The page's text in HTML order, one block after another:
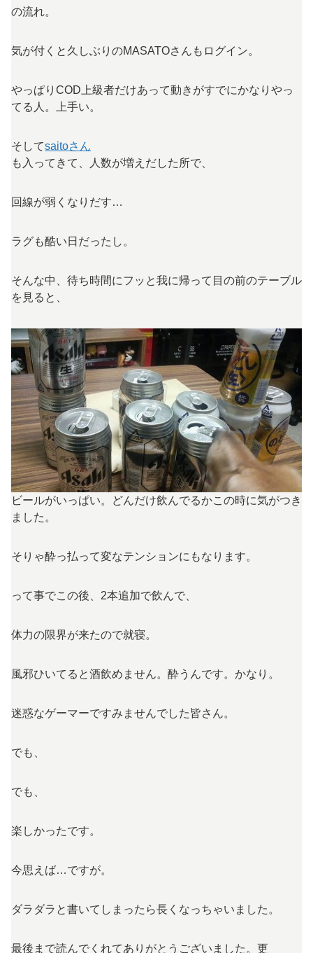
の流れ。
気が付くと久しぶりのMASATOさんもログイン。
やっぱりCOD上級者だけあって動きがすでにかなりやっ
てる人。上手い。
そしてsaitoさん
も入ってきて、人数が増えだした所で、
回線が弱くなりだす…
ラグも酷い日だったし。
そんな中、待ち時間にフッと我に帰って目の前のテーブル
を見ると、
ビールがいっぱい。どんだけ飲んでるかこの時に気がつき
ました。
そりゃ酔っ払って変なテンションにもなります。
って事でこの後、2本追加で飲んで、
体力の限界が来たので就寝。
風邪ひいてると酒飲めません。酔うんです。かなり。
迷惑なゲーマーですみませんでした皆さん。
でも、
でも、
楽しかったです。
今思えば…ですが。
ダラダラと書いてしまったら長くなっちゃいました。
最後まで読んでくれてありがとうございました。更